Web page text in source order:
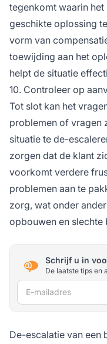
tegenkomt waarin
geschikte oplossing
vorm van
toewijding aan het
helpt de situatie
10. Controleer op
Tot slot kan het
problemen of vragen
situatie te de-
zorgen dat de klant
voorkomt verdere
problemen aan te
zorg, wat onder
opbouwen en
Schrijf u in
De laatste tips en
E-mailadres
De-escalatie van een